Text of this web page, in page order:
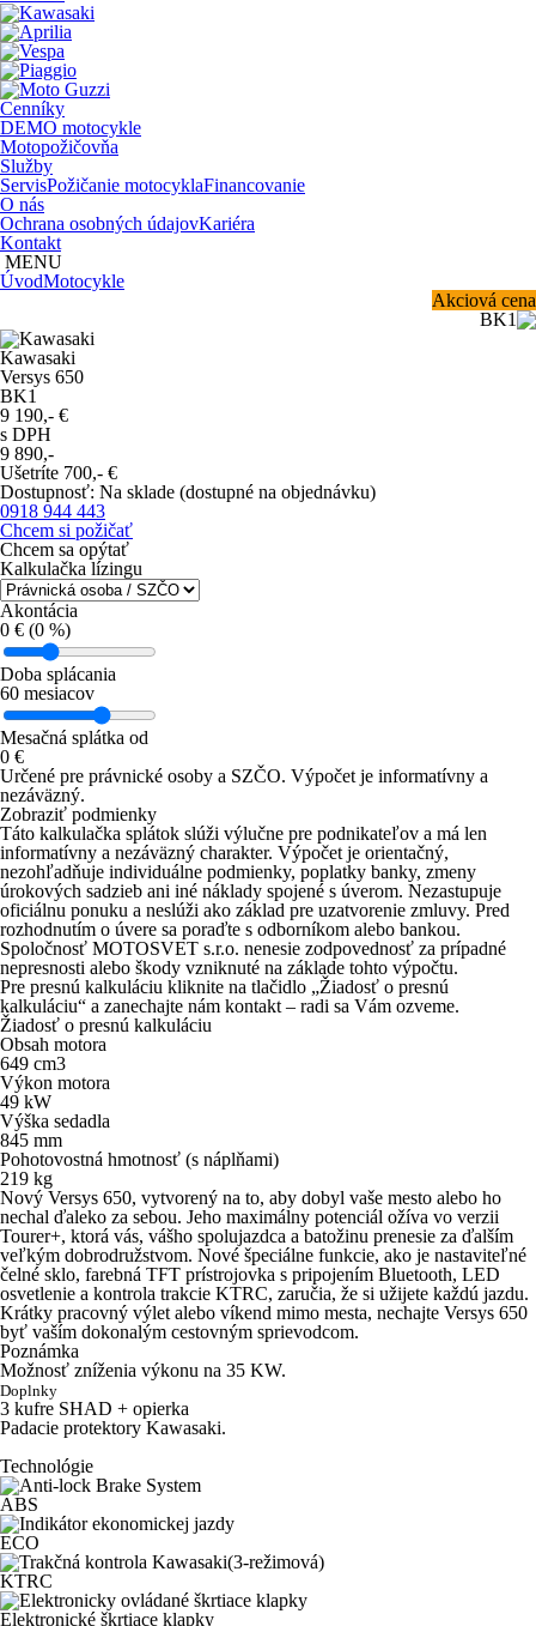
Cenníky
DEMO motocykle
Motopožičovňa
Služby
ServisPožičanie motocyklaFinancovanie
O nás
Ochrana osobných údajovKariéra
Kontakt
MENU
ÚvodMotocykle
Akciová cena
Kawasaki
Versys 650
BK1
9 190,- €
s DPH
9 890,-
Ušetríte 700,- €
Dostupnosť: Na sklade (dostupné na objednávku)
0918 944 443
Chcem si požičať
Chcem sa opýtať
Kalkulačka lízingu
Akontácia
0 € (0 %)
Doba splácania
60 mesiacov
Mesačná splátka od
0 €
Určené pre právnické osoby a SZČO. Výpočet je informatívny a
nezáväzný.
Zobraziť podmienky
Táto kalkulačka splátok slúži výlučne pre podnikateľov a má len
informatívny a nezáväzný charakter. Výpočet je orientačný,
nezohľadňuje individuálne podmienky, poplatky banky, zmeny
úrokových sadzieb ani iné náklady spojené s úverom. Nezastupuje
oficiálnu ponuku a neslúži ako základ pre uzatvorenie zmluvy. Pred
rozhodnutím o úvere sa poraďte s odborníkom alebo bankou.
Spoločnosť MOTOSVET s.r.o. nenesie zodpovednosť za prípadné
nepresnosti alebo škody vzniknuté na základe tohto výpočtu.
Pre presnú kalkuláciu kliknite na tlačidlo „Žiadosť o presnú
kalkuláciu“ a zanechajte nám kontakt – radi sa Vám ozveme.
Žiadosť o presnú kalkuláciu
Obsah motora
649 cm3
Výkon motora
49 kW
Výška sedadla
845 mm
Pohotovostná hmotnosť (s náplňami)
219 kg
Nový Versys 650, vytvorený na to, aby dobyl vaše mesto alebo ho
nechal ďaleko za sebou. Jeho maximálny potenciál ožíva vo verzii
Tourer+, ktorá vás, vášho spolujazdca a batožinu prenesie za ďalším
veľkým dobrodružstvom. Nové špeciálne funkcie, ako je nastaviteľné
čelné sklo, farebná TFT prístrojovka s pripojením Bluetooth, LED
osvetlenie a kontrola trakcie KTRC, zaručia, že si užijete každú jazdu.
Krátky pracovný výlet alebo víkend mimo mesta, nechajte Versys 650
byť vaším dokonalým cestovným sprievodcom.
Poznámka
Možnosť zníženia výkonu na 35 KW.
Doplnky
3 kufre SHAD + opierka
Padacie protektory Kawasaki.
Technológie
ABS
ECO
KTRC
Elektronické škrtiace klapky